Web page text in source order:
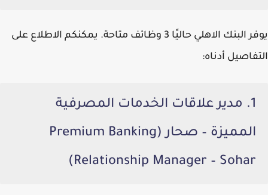
يوفرالبنك الاهلي
حاليًا 3 وظائف متاحة. يمكنكم الاطلاع على
التفاصيل أدناه:
1. مدير علاقات الخدمات المصرفية
المميزة – صحار (Premium Banking
Relationship Manager – Sohar)